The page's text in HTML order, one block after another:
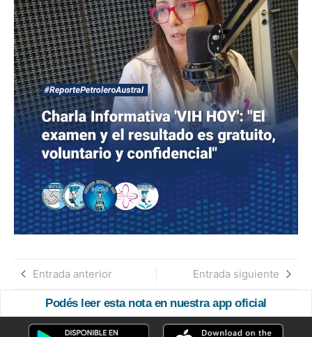
Entrada anterior Entrada siguiente
Podés leer esta nota en nuestra app oficial